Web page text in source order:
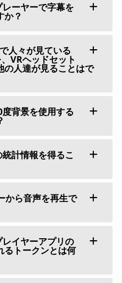
ーヤーで字幕を
か？
人々が見ている
VRヘッドセット
の人達が見ることはで
背景を使用する
計情報を得るこ
から音声を再生で
イヤーアプリの
るトークンとは何